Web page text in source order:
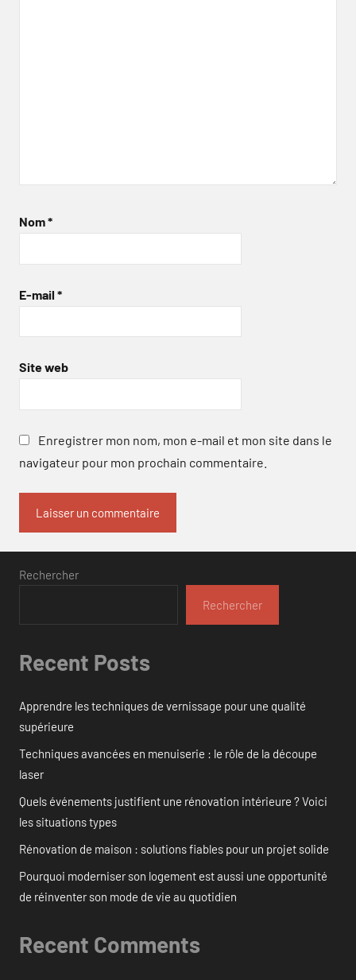
Nom*
E-mail *
Site web
Enregistrer mon nom, mon e-mail et mon site dans le
navigateur pour mon prochain commentaire.
Rechercher
Rechercher
Recent Posts
Apprendre les techniques de vernissage pour une qualité
supérieure
Techniques avancées en menuiserie : le rôle de la découpe
laser
Quels événements justifient une rénovation intérieure ? Voici
les situations types
Rénovation de maison : solutions fiables pour un projet solide
Pourquoi moderniser son logement est aussi une opportunité
de réinventer son mode de vie au quotidien
Recent Comments